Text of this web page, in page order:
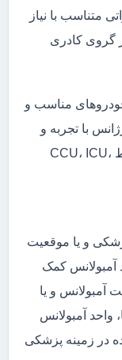
متناسب با نیاز
گروی کادری
خودروهای مناسب و
با تجربه و
دانش روز، امکان انتقال بیماران در شرایط CCU، ICU،
و یا موقعیت
آمبولانس کمک
آمبولانس و یا
واحد آمبولانس
در زمینه پزشکی